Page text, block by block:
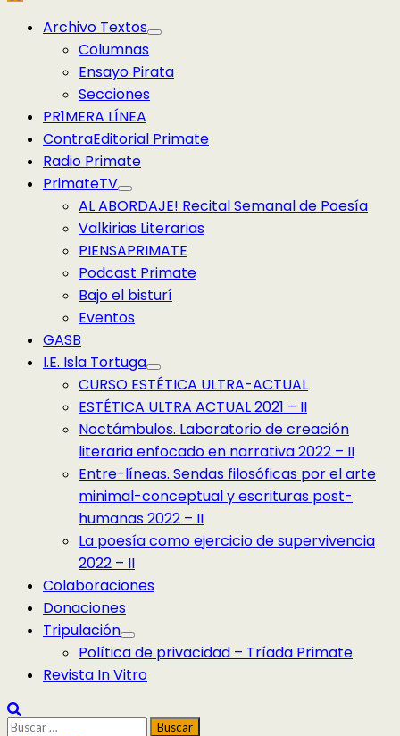
Menú Archivo Textos
Columnas
Ensayo Pirata
Secciones
PR1MERA LÍNEA
ContraEditorial Primate
Radio Primate
PrimateTV
AL ABORDAJE! Recital Semanal de Poesía
Valkirias Literarias
PIENSAPRIMATE
Podcast Primate
Bajo el bisturí
Eventos
GASB
I.E. Isla Tortuga
CURSO ESTÉTICA ULTRA-ACTUAL
ESTÉTICA ULTRA ACTUAL 2021 – II
Noctámbulos. Laboratorio de creación
literaria enfocado en narrativa 2022 – II
Entre-líneas. Sendas filosóficas por el arte
minimal-conceptual y escrituras post-
humanas 2022 – II
La poesía como ejercicio de supervivencia
2022 – II
Colaboraciones
Donaciones
Tripulación
Política de privacidad – Tríada Primate
Revista In Vitro
Buscar: